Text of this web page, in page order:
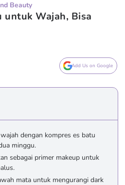
Beauty
untuk Wajah, Bisa
Add Us on Google
dengan kompres es batu
minggu.
sebagai primer makeup untuk
mata untuk mengurangi dark